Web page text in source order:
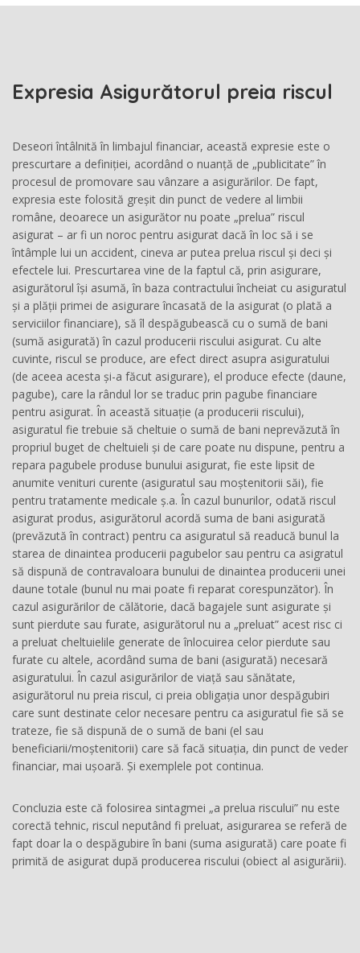
Expresia Asigurătorul preia riscul
Deseori întâlnită în limbajul financiar, această expresie este o
prescurtare a definiției, acordând o nuanță de „publicitate” în
procesul de promovare sau vânzare a asigurărilor. De fapt,
expresia este folosită greșit din punct de vedere al limbii
române, deoarece un asigurător nu poate „prelua” riscul
asigurat – ar fi un noroc pentru asigurat dacă în loc să i se
întâmple lui un accident, cineva ar putea prelua riscul și deci și
efectele lui. Prescurtarea vine de la faptul că, prin asigurare,
asigurătorul își asumă, în baza contractului încheiat cu asiguratul
și a plății primei de asigurare încasată de la asigurat (o plată a
serviciilor financiare), să îl despăgubească cu o sumă de bani
(sumă asigurată) în cazul producerii riscului asigurat. Cu alte
cuvinte, riscul se produce, are efect direct asupra asiguratului
(de aceea acesta și-a făcut asigurare), el produce efecte (daune,
pagube), care la rândul lor se traduc prin pagube financiare
pentru asigurat. În această situație (a producerii riscului),
asiguratul fie trebuie să cheltuie o sumă de bani neprevăzută în
propriul buget de cheltuieli și de care poate nu dispune, pentru a
repara pagubele produse bunului asigurat, fie este lipsit de
anumite venituri curente (asiguratul sau moștenitorii săi), fie
pentru tratamente medicale ș.a. În cazul bunurilor, odată riscul
asigurat produs, asigurătorul acordă suma de bani asigurată
(prevăzută în contract) pentru ca asiguratul să readucă bunul la
starea de dinaintea producerii pagubelor sau pentru ca asigratul
să dispună de contravaloara bunului de dinaintea producerii unei
daune totale (bunul nu mai poate fi reparat corespunzător). În
cazul asigurărilor de călătorie, dacă bagajele sunt asigurate și
sunt pierdute sau furate, asigurătorul nu a „preluat” acest risc ci
a preluat cheltuielile generate de înlocuirea celor pierdute sau
furate cu altele, acordând suma de bani (asigurată) necesară
asiguratului. În cazul asigurărilor de viață sau sănătate,
asigurătorul nu preia riscul, ci preia obligația unor despăgubiri
care sunt destinate celor necesare pentru ca asiguratul fie să se
trateze, fie să dispună de o sumă de bani (el sau
beneficiarii/moștenitorii) care să facă situația, din punct de veder
financiar, mai ușoară. Și exemplele pot continua.
Concluzia este că folosirea sintagmei „a prelua riscului” nu este
corectă tehnic, riscul neputând fi preluat, asigurarea se referă de
fapt doar la o despăgubire în bani (suma asigurată) care poate fi
primită de asigurat după producerea riscului (obiect al asigurării).